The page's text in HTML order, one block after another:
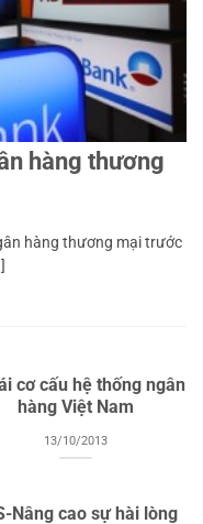
hàng thương
hàng thương mại trước
cơ cấu hệ thống ngân
hàng Việt Nam
13/10/2013
Nâng cao sự hài lòng